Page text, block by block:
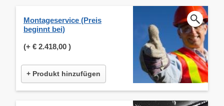
Montageservice (Preis
beginnt bei)
(+ € 2.418,00 )
+ Produkt hinzufügen